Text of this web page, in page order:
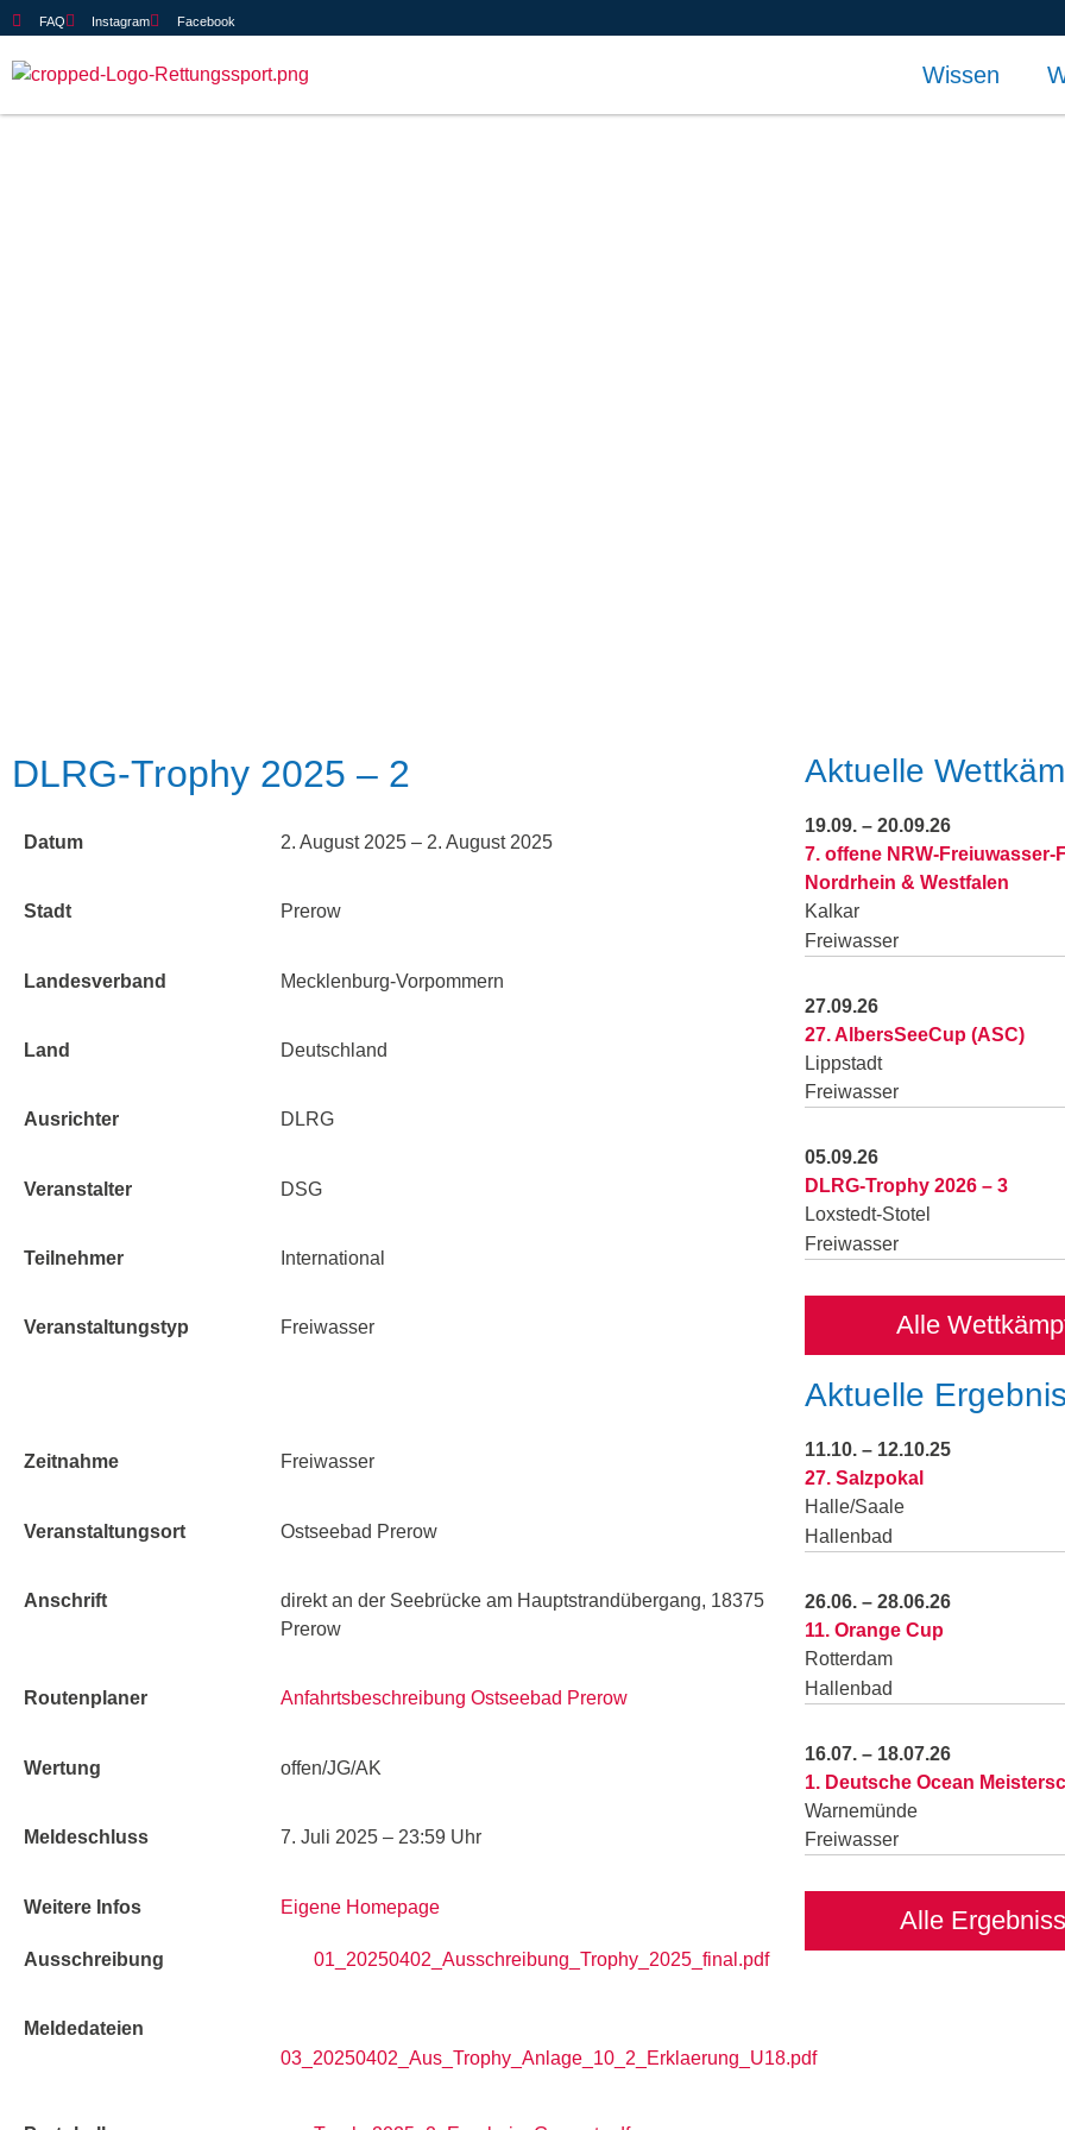
FAQ Instagram Facebook
Wissen
DLRG-Trophy 2025 – 2
Datum 2. August 2025 – 2. August 2025
Stadt Prerow
Landesverband Mecklenburg-Vorpommern
Land Deutschland
Ausrichter DLRG
Veranstalter DSG
Teilnehmer International
Veranstaltungstyp Freiwasser
Zeitnahme Freiwasser
Veranstaltungsort Ostseebad Prerow
Anschrift
direkt an der Seebrücke am Hauptstrandübergang, 18375
Prerow
Routenplaner Anfahrtsbeschreibung Ostseebad Prerow
Wertung offen/JG/AK
Meldeschluss 7. Juli 2025 – 23:59 Uhr
Weitere Infos Eigene Homepage
Ausschreibung 01_20250402_Ausschreibung_Trophy_2025_final.pdf
Meldedateien
03_20250402_Aus_Trophy_Anlage_10_2_Erklaerung_U18.pdf
Aktuelle
19.09. – 20.09.26
7. offene NRW-Freiuwasser-
Nordrhein & Westfalen
Kalkar
Freiwasser
27.09.26
27. AlbersSeeCup (ASC)
Lippstadt
Freiwasser
05.09.26
DLRG-Trophy 2026 – 3
Loxstedt-Stotel
Freiwasser
Alle
Aktuelle
11.10. – 12.10.25
27. Salzpokal
Halle/Saale
Hallenbad
26.06. – 28.06.26
11. Orange Cup
Rotterdam
Hallenbad
16.07. – 18.07.26
1. Deutsche Ocean
Warnemünde
Freiwasser
Alle